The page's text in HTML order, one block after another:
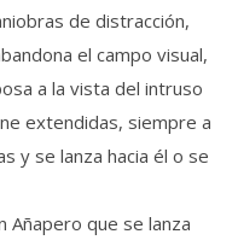
de distracción,
el campo visual,
a la vista del intruso
extendidas, siempre a
y se lanza hacia él o se
Añapero que se lanza